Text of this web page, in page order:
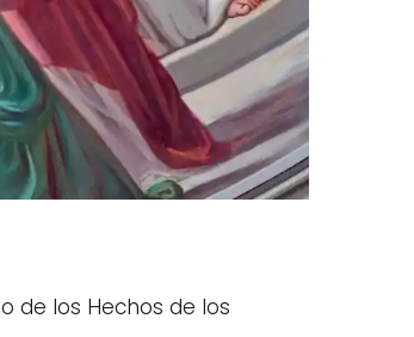
de los Hechos de los